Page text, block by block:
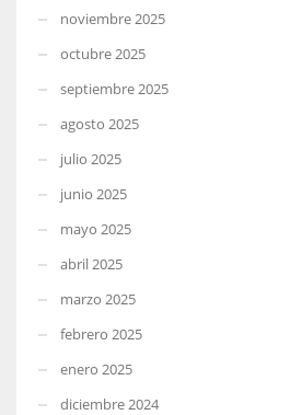
noviembre 2025
octubre 2025
septiembre 2025
agosto 2025
julio 2025
junio 2025
mayo 2025
abril 2025
marzo 2025
febrero 2025
enero 2025
diciembre 2024